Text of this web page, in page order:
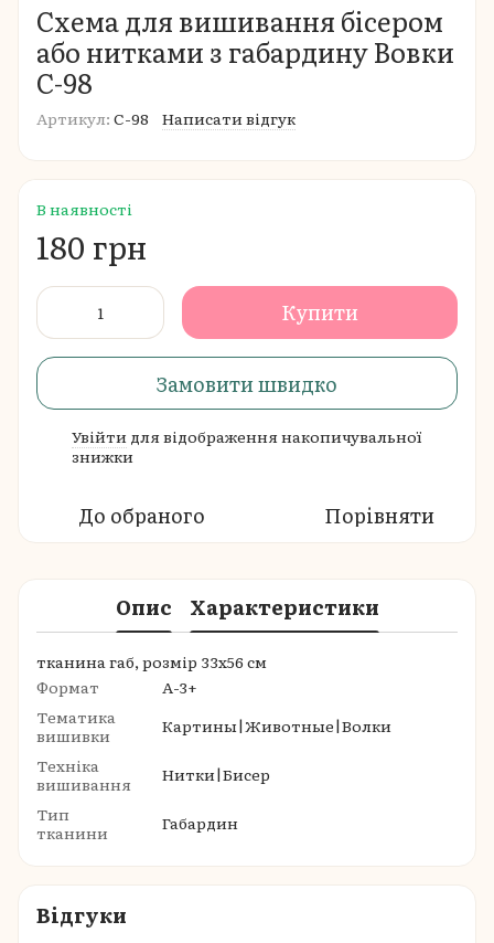
Схема для вишивання бісером
або нитками з габардину Вовки
С-98
Артикул: С-98 Написати відгук
В наявності
180 грн
Купити
Замовити швидко
Увійти для відображення накопичувальної
знижки
До обраного Порівняти
Опис Характеристики
тканина габ, розмір 33х56 см
Формат
A-3+
Тематика
вишивки
Картины|Животные|Волки
Техніка
вишивання
Нитки|Бисер
Тип
тканини
Габардин
Відгуки